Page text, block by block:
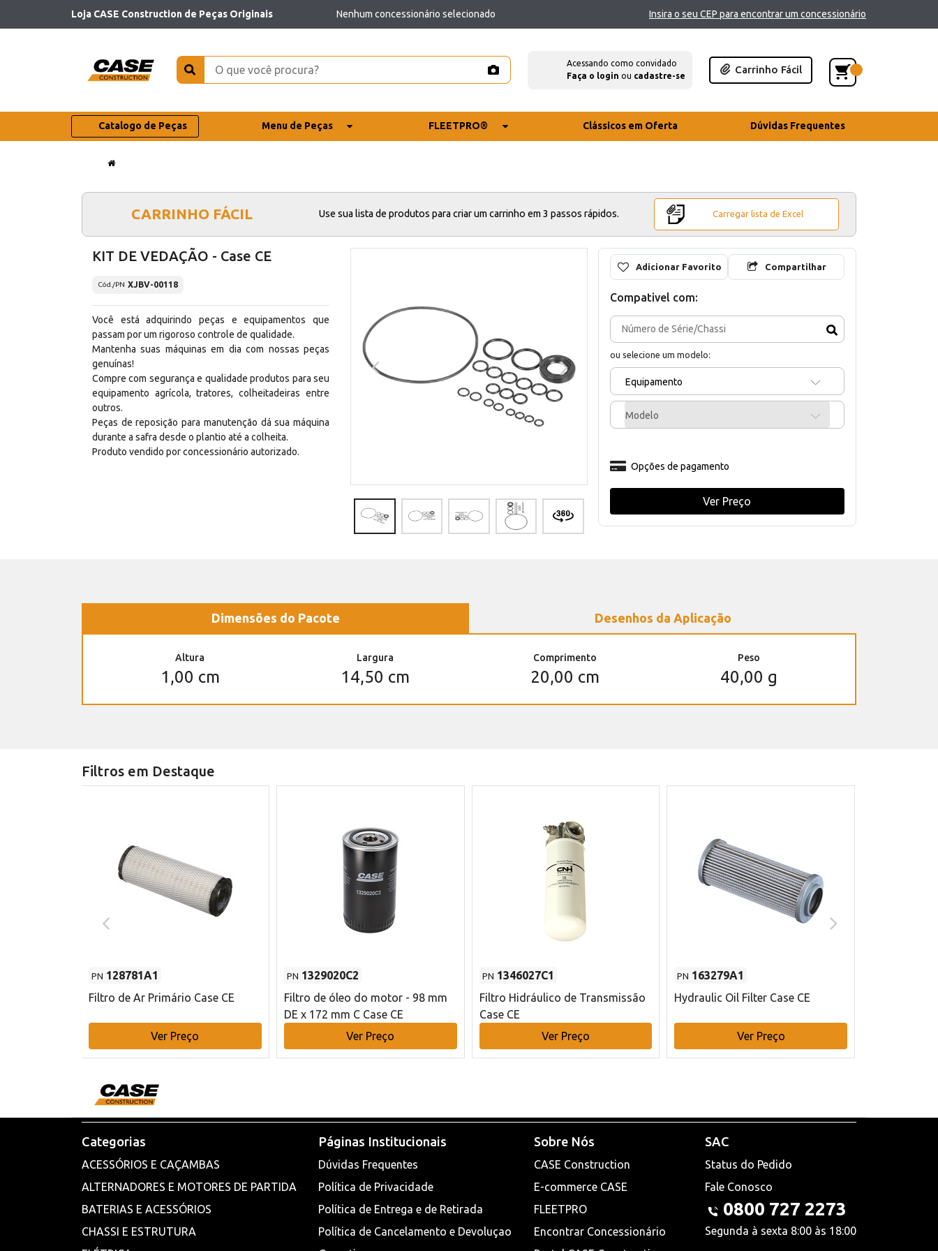
Loja CASE Construction de Peças Originais Nenhum concessionário selecionado Insira o seu CEP para encontrar um concessionário
Acessando como convidado
Faça o login ou cadastre-se
Carrinho Fácil
Catalogo de Peças Menu de Peças FLEETPRO® Clássicos em Oferta Dúvidas Frequentes
CARRINHO FÁCIL Use sua lista de produtos para criar um carrinho em 3 passos rápidos. Carregar lista de Excel
KIT DE VEDAÇÃO - Case CE
Cód./PN XJBV-00118
Você está adquirindo peças e equipamentos que
passam por um rigoroso controle de qualidade.
Mantenha suas máquinas em dia com nossas peças
genuínas!
Compre com segurança e qualidade produtos para seu
equipamento agrícola, tratores, colheitadeiras entre
outros.
Peças de reposição para manutenção dá sua máquina
durante a safra desde o plantio até a colheita.
Produto vendido por concessionário autorizado.
Adicionar Favorito Compartilhar
Compativel com:
ou selecione um modelo:
Equipamento
Modelo
Opções de pagamento
Ver Preço
Dimensões do Pacote Desenhos da Aplicação
Altura
1,00 cm
Largura
14,50 cm
Comprimento
20,00 cm
Peso
40,00 g
Filtros em Destaque
PN 128781A1
Filtro de Ar Primário Case CE
Ver Preço
PN 1329020C2
Filtro de óleo do motor - 98 mm
DE x 172 mm C Case CE
Ver Preço
PN 1346027C1
Filtro Hidráulico de Transmissão
Case CE
Ver Preço
PN 163279A1
Hydraulic Oil Filter Case CE
Ver Preço
Categorias
ACESSÓRIOS E CAÇAMBAS
ALTERNADORES E MOTORES DE PARTIDA
BATERIAS E ACESSÓRIOS
CHASSI E ESTRUTURA
Páginas Institucionais
Dúvidas Frequentes
Política de Privacidade
Política de Entrega e de Retirada
Política de Cancelamento e Devoluçao
Sobre Nós
CASE Construction
E-commerce CASE
FLEETPRO
Encontrar Concessionário
SAC
Status do Pedido
Fale Conosco
0800 727 2273
Segunda à sexta 8:00 às 18:00